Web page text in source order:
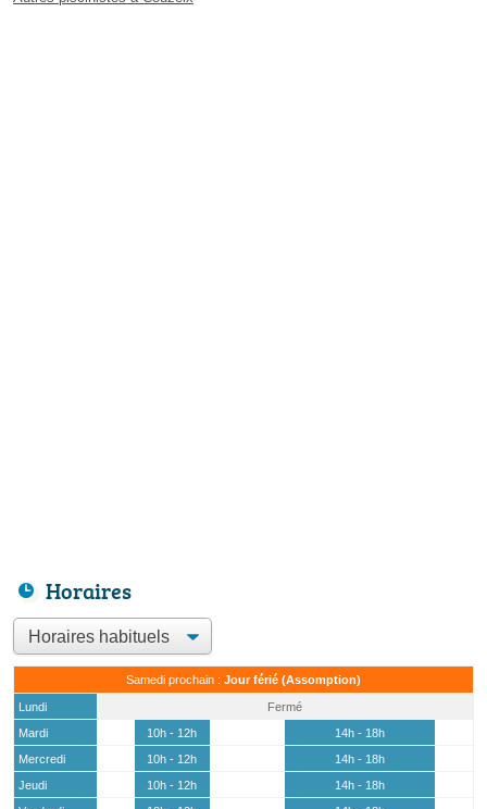
Horaires
Samedi prochain : Jour férié (Assomption)
Lundi
Fermé
Mardi
10h - 12h
14h - 18h
Mercredi
10h - 12h
14h - 18h
Jeudi
10h - 12h
14h - 18h